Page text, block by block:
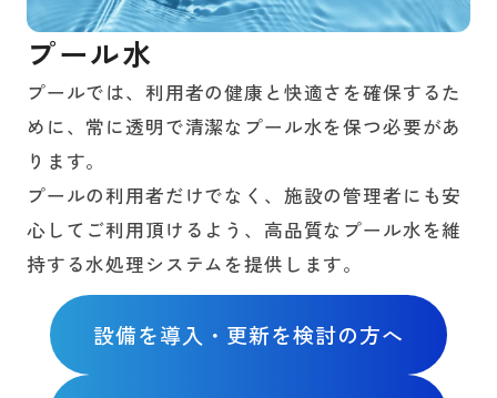
プール水
プールでは、利用者の健康と快適さを確保するた
めに、常に透明で清潔なプール水を保つ必要があ
ります。
プールの利用者だけでなく、施設の管理者にも安
心してご利用頂けるよう、高品質なプール水を維
持する水処理システムを提供します。
設備を導入・更新を検討の方へ